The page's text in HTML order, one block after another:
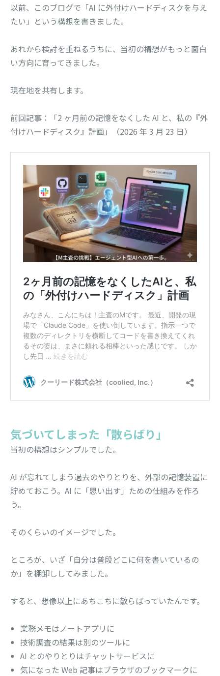
以前、このブログで「AI に外付けハードディスクを与え
たい」という構想を書きました。
あれから検討を重ねるうちに、当初の構想がもっと面白
い方向に育ってきました。
現在地を共有します。
前回記事：「2 ヶ月前の記憶をなくした AI と、私の『外
付けハードディスク』計画」（2026 年 3 月 23 日）
気づいてしまった「散らばり」
当初の構想はシンプルでした。
AI が忘れてしまう過去のやりとりを、外部の記憶装置に
貯めておこう。AI に「思い出す」ための仕組みを作ろ
う。
そのくらいのイメージでした。
ところが、いざ「自分は普段どこに何を書いているの
か」を棚卸ししてみました。
すると、想像以上にあちこちに散らばっていたんです。
業務メモはノートアプリに
技術調査の結果は別のツールに
AI とのやりとりはチャットサービスに
気になった Web 記事はブラウザのブックマークに